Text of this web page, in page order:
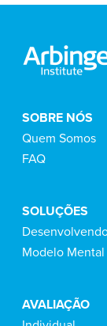
SOBRE NÓS
Quem Somos
FAQ
SOLUÇÕES
Modelo Mental
AVALIAÇÃO